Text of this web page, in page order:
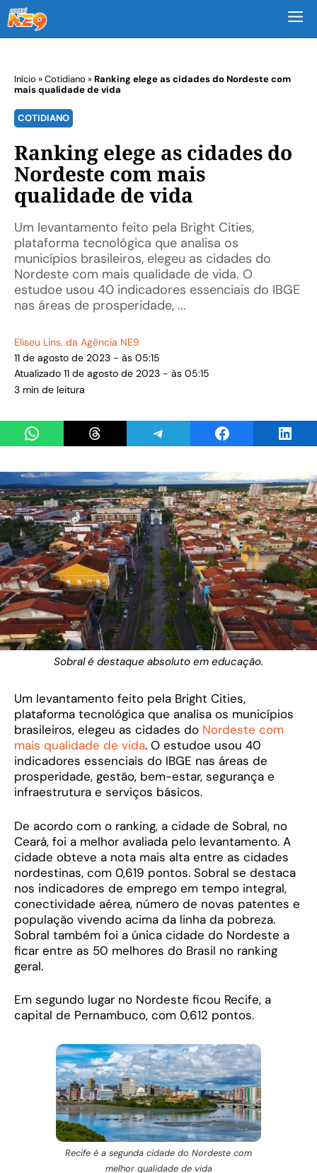
Início »Cotidiano »Ranking elege as cidades do Nordeste com
mais qualidade de vida
COTIDIANO
Ranking elege as cidades do
Nordeste com mais
qualidade de vida
Um levantamento feito pela Bright Cities,
plataforma tecnológica que analisa os
municípios brasileiros, elegeu as cidades do
Nordeste com mais qualidade de vida. O
estudoe usou 40 indicadores essenciais do IBGE
nas áreas de prosperidade, ...
Eliseu Lins, da Agência NE9
11 de agosto de 2023 - às 05:15
Atualizado 11 de agosto de 2023 - às 05:15
3 min de leitura
Share on WhatsAppShare on ThreadsShare on TelegramShare on Facebook
Sobral é destaque absoluto em educação.
Um levantamento feito pela Bright Cities,
plataforma tecnológica que analisa os municípios
brasileiros, elegeu as cidades do Nordeste com
mais qualidade de vida. O estudoe usou 40
indicadores essenciais do IBGE nas áreas de
prosperidade, gestão, bem-estar, segurança e
infraestrutura e serviços básicos.
De acordo com o ranking, a cidade de Sobral, no
Ceará, foi a melhor avaliada pelo levantamento. A
cidade obteve a nota mais alta entre as cidades
nordestinas, com 0,619 pontos. Sobral se destaca
nos indicadores de emprego em tempo integral,
conectividade aérea, número de novas patentes e
população vivendo acima da linha da pobreza.
Sobral também foi a única cidade do Nordeste a
ficar entre as 50 melhores do Brasil no ranking
geral.
Em segundo lugar no Nordeste ficou Recife, a
capital de Pernambuco, com 0,612 pontos.
Recife é a segunda cidade do Nordeste com
melhor qualidade de vida